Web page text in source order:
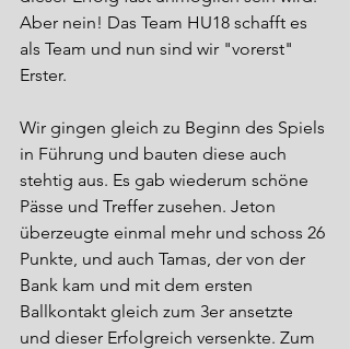
Aber nein! Das Team HU18 schafft es
als Team und nun sind wir "vorerst"
Erster.
Wir gingen gleich zu Beginn des Spiels
in Führung und bauten diese auch
stehtig aus. Es gab wiederum schöne
Pässe und Treffer zusehen. Jeton
überzeugte einmal mehr und schoss 26
Punkte, und auch Tamas, der von der
Bank kam und mit dem ersten
Ballkontakt gleich zum 3er ansetzte
und dieser Erfolgreich versenkte. Zum